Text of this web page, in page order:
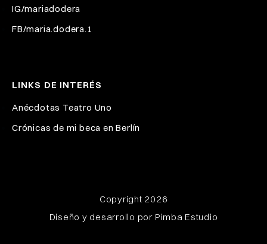
IG/mariadodera
FB/maria.dodera.1
LINKS DE INTERÉS
Anécdotas Teatro Uno
Crónicas de mi beca en Berlín
Copyright 2026
Diseño y desarrollo por Pimba Estudio